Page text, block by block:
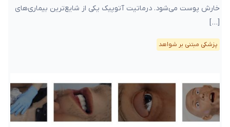
خارش پوست می‌شود. درماتیت آتوپیک یکی از شایع‌ترین بیماری‌های
[…]
پزشکی مبتنی بر شواهد